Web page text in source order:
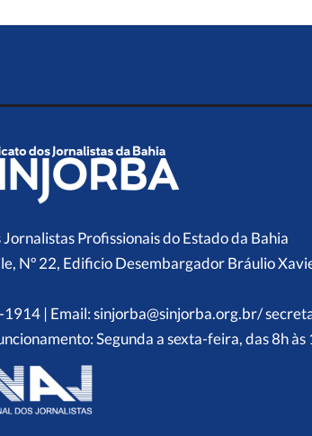
Profissionais do Estado da Bahia
Nº 22, Edificio Desembargador Bráulio
1914 | Email: sinjorba@sinjorba.org.br/
Segunda a sexta-feira, das 8h às